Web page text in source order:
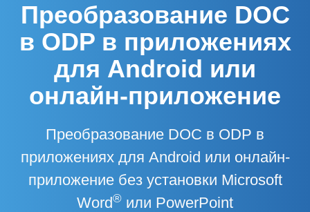
Преобразование DOC
в ODP в приложениях
для Android или
онлайн-приложение
Преобразование DOC в ODP в
приложениях для Android или онлайн-
приложение без установки Microsoft
Word® или PowerPoint